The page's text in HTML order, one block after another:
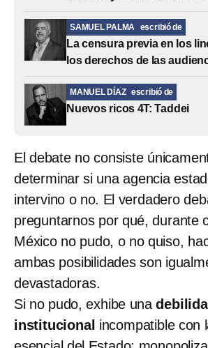
SAMUEL PALMA escribió de
La censura previa en los
los derechos de las
MANUEL DÍAZ escribió de
Nuevos ricos 4T: Taddei
El debate no consiste
determinar si una agencia
intervino o no. El verdadero
preguntarnos por qué, durante
México no pudo, o no quiso,
ambas posibilidades son
devastadoras.
Si no pudo, exhibe una
institucional incompatible con